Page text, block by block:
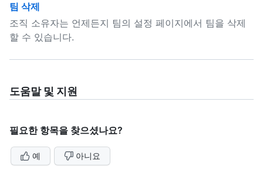
팀 삭제
조직 소유자는 언제든지 팀의 설정 페이지에서 팀을 삭제
할 수 있습니다.
도움말 및 지원
필요한 항목을 찾으셨나요?
예 아니요